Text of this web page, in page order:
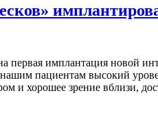
первая имплантация
пациентам высокий
и хорошее зрение вблизи,